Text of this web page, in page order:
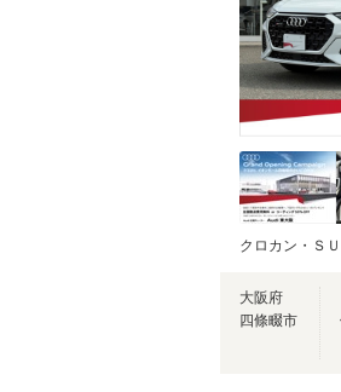
クロカン・ＳＵ
大阪府
四條畷市